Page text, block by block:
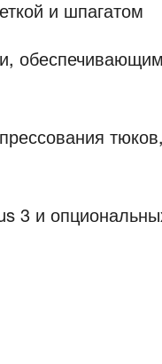
и шпагатом
тюков,
3 и